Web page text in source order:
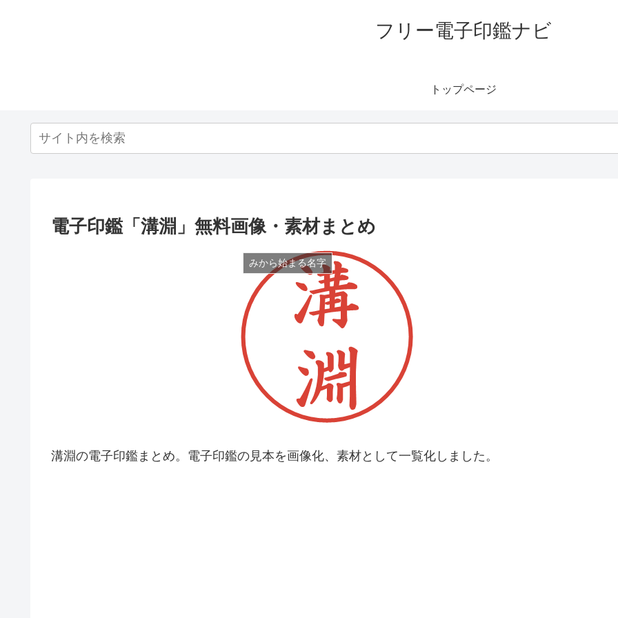
フリー電子印鑑ナビ
トップページ
電子印鑑「溝淵」無料画像・素材まとめ
みから始まる名字
溝淵の電子印鑑まとめ。電子印鑑の見本を画像化、素材として一覧化しました。